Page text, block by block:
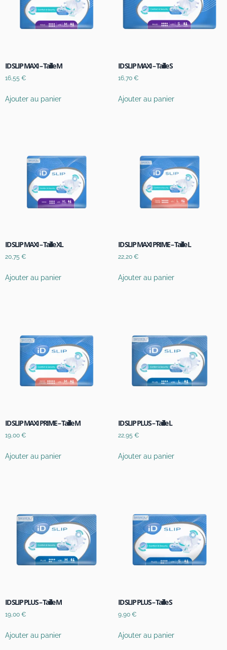
ID SLIP MAXI – Taille M
16,55 €
Ajouter au panier
ID SLIP MAXI – Taille S
16,70 €
Ajouter au panier
ID SLIP MAXI – Taille XL
20,75 €
Ajouter au panier
ID SLIP MAXI PRIME – Taille L
22,20 €
Ajouter au panier
ID SLIP MAXI PRIME – Taille M
19,00 €
Ajouter au panier
ID SLIP PLUS – Taille L
22,95 €
Ajouter au panier
ID SLIP PLUS – Taille M
19,00 €
Ajouter au panier
ID SLIP PLUS – Taille S
9,90 €
Ajouter au panier